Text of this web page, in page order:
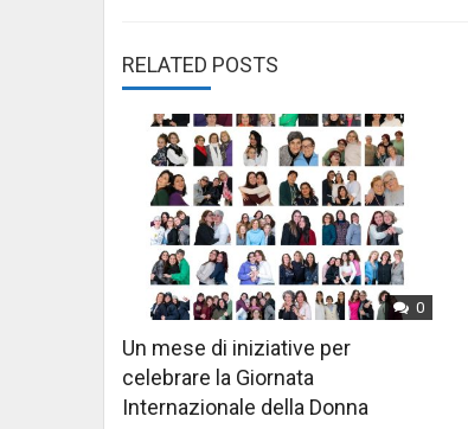
RELATED POSTS
0
Un mese di iniziative per
celebrare la Giornata
Internazionale della Donna